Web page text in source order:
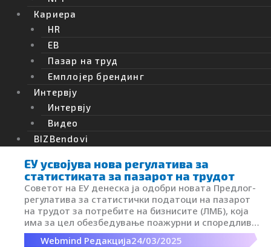
Кариера
HR
EB
Пазар на труд
Емплојер брендинг
Интервју
Интервју
Видео
BIZBendovi
Вести
Пазар на труд
ЕУ усвојува нова регулатива за
статистиката за пазарот на трудот
Советот на ЕУ денеска ја одобри новата Предлог-
регулатива за статистички податоци на пазарот
на трудот за потребите на бизнисите (ЛМБ), која
има за цел обезбедување поажурни и споредливи
статистики меѓу земјите членки на Унијата.
Webmind Редакција24/03/2025